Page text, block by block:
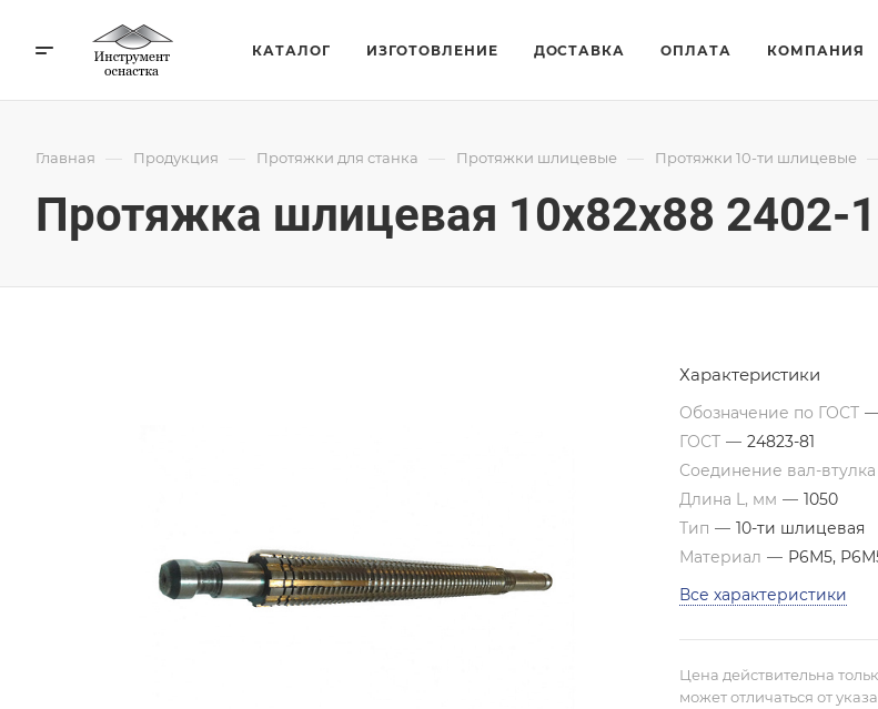
КАТАЛОГ ИЗГОТОВЛЕНИЕ ДОСТАВКА ОПЛАТА КОМПАНИЯ
Главная — Продукция — Протяжки для станка — Протяжки шлицевые — Протяжки 10-ти шлицевые
Протяжка шлицевая 10x82x88 2402-
Характеристики
Обозначение по ГОСТ
ГОСТ — 24823-81
Соединение вал-втулка
Длина L, мм — 1050
Тип — 10-ти шлицевая
Материал — Р6М5,
Все характеристики
Цена действительна
может отличаться от